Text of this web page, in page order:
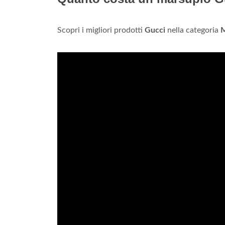
Scopri i migliori prodotti Gucci nella categoria